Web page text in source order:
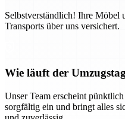
Selbstverständlich! Ihre Möbel
Transports über uns versichert.
Wie läuft der
Unser Team erscheint
sorgfältig ein und bringt alles